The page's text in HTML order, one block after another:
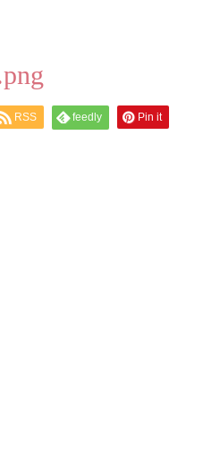
RSS feedly Pin it